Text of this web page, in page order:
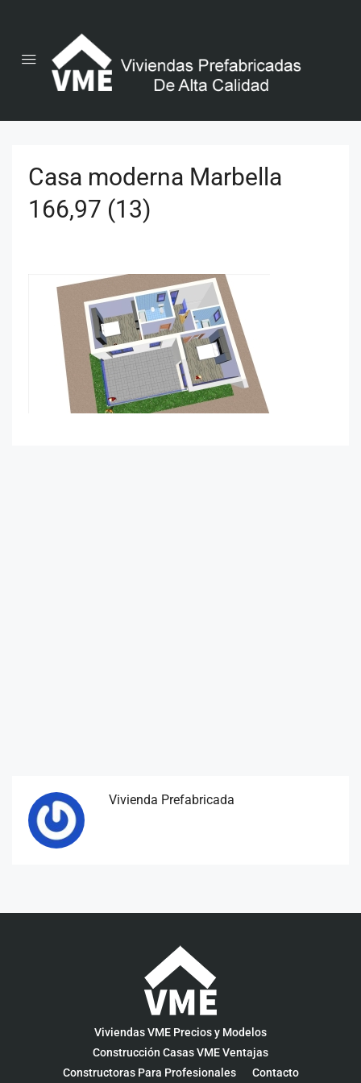
Casa moderna Marbella
166,97 (13)
Vivienda Prefabricada
Viviendas VME Precios y Modelos
Construcción Casas VME Ventajas
Constructoras Para Profesionales
Contacto